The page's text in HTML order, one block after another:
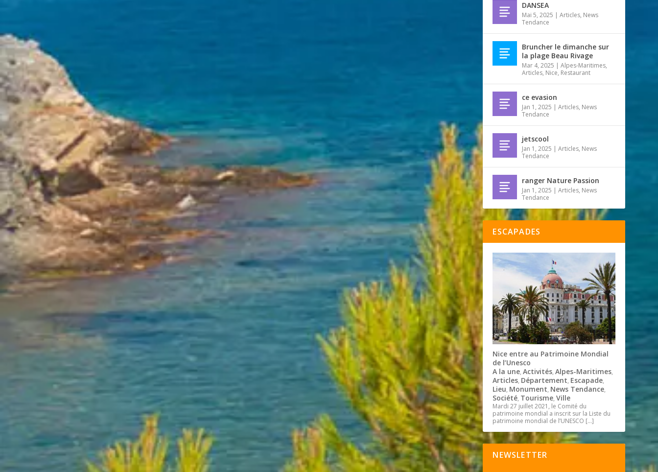
DANSEA
Mai 5, 2025 |Articles, News
Tendance
Bruncher le dimanche sur
la plage Beau Rivage
Mar 4, 2025 |Alpes-Maritimes,
Articles, Nice, Restaurant
ce evasion
Jan 1, 2025 |Articles, News
Tendance
jetscool
Jan 1, 2025 |Articles, News
Tendance
ranger Nature Passion
Jan 1, 2025 |Articles, News
Tendance
ESCAPADES
Nice entre au Patrimoine Mondial
de l’Unesco
A la une,Activités,Alpes-Maritimes,
Articles, Département, Escapade,
Lieu, Monument, News Tendance,
Société, Tourisme,Ville
Mardi 27 juillet 2021, le Comité du
patrimoine mondial a inscrit sur la Liste du
patrimoine mondial de l’UNESCO […]
NEWSLETTER